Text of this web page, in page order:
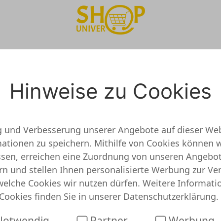
Onlineshop
und getestet
detaillierten Informationen vor. Das
jedoch nicht, dass DYSTROY unseriös ist. Du
Angebote oder Gutscheine für Dich gefunden.
Hinweise zu Cookies
und Verbesserung unserer Angebote auf dieser
zu speichern. Mithilfe von Cookies können
erreichen eine Zuordnung von unseren
und stellen Ihnen personalisierte Werbung zur
Cookies wir nutzen dürfen. Weitere
finden Sie in unserer Datenschutzerklärung.